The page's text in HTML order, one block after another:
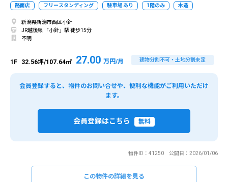
路面店 フリースタンディング 駐車場 あり 1階のみ 木造
新潟県新潟市西区小針
JR越後線 「小針」駅 徒歩15分
不明
1F 32.56坪/107.64㎡ 27.00 万円/月 建物分割不可・土地分割未定
会員登録すると、物件のお問い合せや、便利な機能がご利用いただけ
ます。
会員登録はこちら 無料
物件ID：41250 公開日：2026/01/06
この物件の詳細を見る